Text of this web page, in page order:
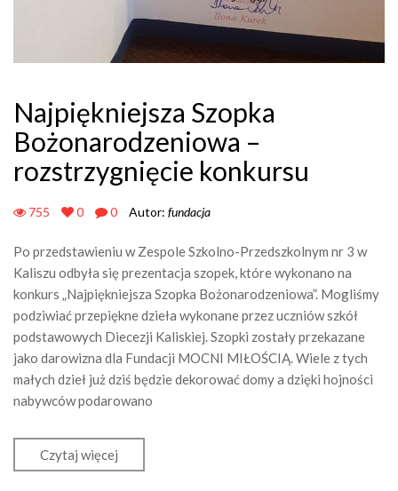
Najpiękniejsza Szopka
Bożonarodzeniowa –
rozstrzygnięcie konkursu
755 0 0 Autor: fundacja
Po przedstawieniu w Zespole Szkolno-Przedszkolnym nr 3 w
Kaliszu odbyła się prezentacja szopek, które wykonano na
konkurs „Najpiękniejsza Szopka Bożonarodzeniowa”. Mogliśmy
podziwiać przepiękne dzieła wykonane przez uczniów szkół
podstawowych Diecezji Kaliskiej. Szopki zostały przekazane
jako darowizna dla Fundacji MOCNI MIŁOŚCIĄ. Wiele z tych
małych dzieł już dziś będzie dekorować domy a dzięki hojności
nabywców podarowano
Czytaj więcej